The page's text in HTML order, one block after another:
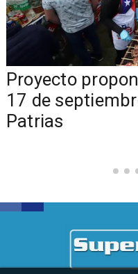
Proyecto
17 de
Patrias